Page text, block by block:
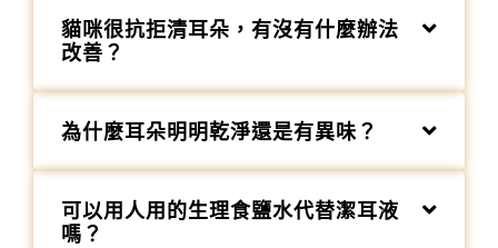
貓咪很抗拒清耳朵，有沒有什麼辦法
改善？
為什麼耳朵明明乾淨還是有異味？
可以用人用的生理食鹽水代替潔耳液
嗎？